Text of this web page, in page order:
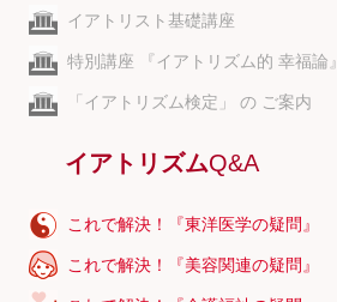
イアトリスト基礎講座
特別講座 『イアトリズム的 幸福論』
「イアトリズム検定」 の ご案内
イアトリズムQ&A
これで解決！『東洋医学の疑問』
これで解決！『美容関連の疑問』